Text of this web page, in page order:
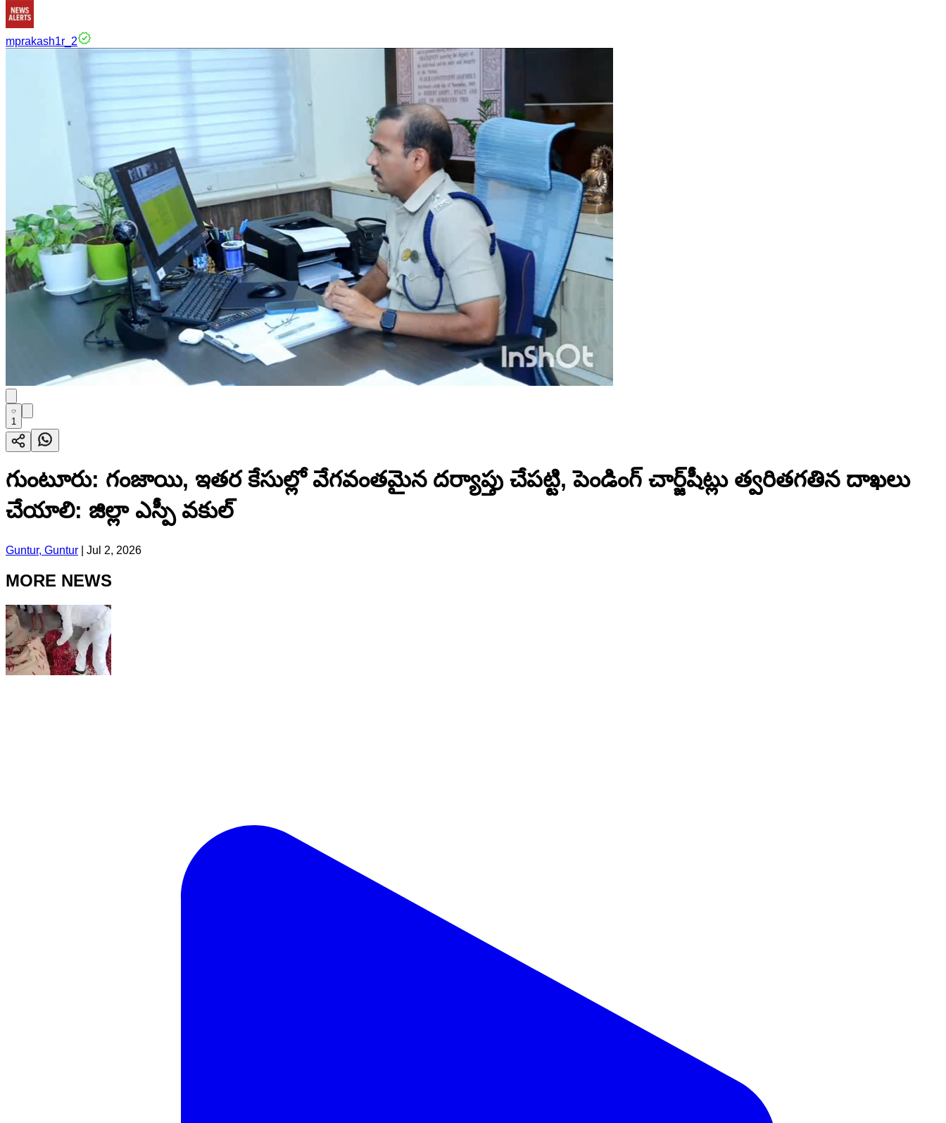
mprakash1r_2
1
గుంటూరు: గంజాయి, ఇతర కేసుల్లో వేగవంతమైన దర్యాప్తు చేపట్టి, పెండింగ్ చార్జ్‌షీట్లు త్వరితగతిన దాఖలు
చేయాలి: జిల్లా ఎస్పీ వకుల్
Guntur, Guntur Jul 2, 2026
MORE NEWS